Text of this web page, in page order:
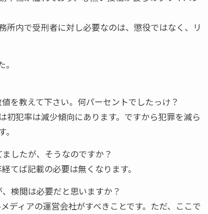
所内で受刑者に対し必要なのは、懲役ではなく、リ
を教えて下さい。何パーセントでしたっけ？
初犯率は減少傾向にあります。ですから犯罪を減ら
したが、そうなのですか？
てば記載の必要は無くなります。
検閲は必要だと思いますか？
ディアの運営会社がすべきことです。ただ、ここで